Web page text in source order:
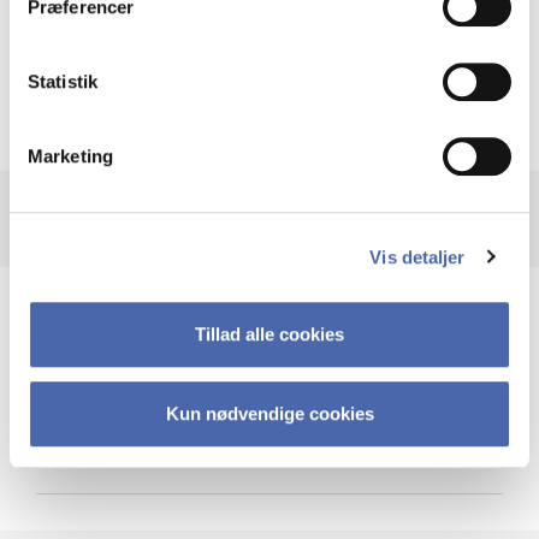
Præferencer
Statistik
Marketing
Vis detaljer
Tillad alle cookies
Kun nødvendige cookies
Krigen i Ukraine
Cybersikkerhed